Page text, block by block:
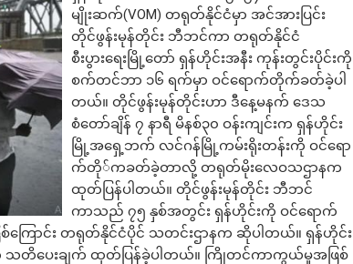
မျိုးဆက်(VOM) တရုတ်နိုင်ငံမှာ အင်အားပြင်း
တိုင်ဖွန်းမုန်တိုင်း ဘီဘင်ကာ တရုတ်နိုင်ငံ
စီးပွားရေးမြို့တော် ရှန်ဟိုင်းအနီး ကုန်းတွင်းပိုင်းကို
စက်တင်ဘာ ၁၆ ရက်မှာ ဝင်ရောက်တိုက်ခတ်ခဲ့ပါ
တယ်။ တိုင်ဖွန်းမုန်တိုင်းဟာ ဒီနေ့မနက် ဒေသ
စံတော်ချိန် ၇ နာရီ မိနစ်၃၀ ဝန်းကျင်းက ရှန်ဟိုင်း
မြို့အရှေ့ဘက် လင်ဂန်မြို့ကမ်းရိုးတန်းကို ဝင်ရော
က်တို်ကခတ်ခဲ့တာလို့ တရုတ်မိုးလေဝသဌာနက
ထုတ်ပြန်ပါတယ်။ တိုင်ဖွန်းမုန်တိုင်း ဘီဘင်
ကာသည် ၇၅ နှစ်အတွင်း ရှန်ဟိုင်းကို ဝင်ရောက်
ောင်း တရုတ်နိုင်ငံပိုင် သတင်းဌာနက ဆိုပါတယ်။ ရှန်ဟိုင်း
တိပေးချက် ထုတ်ပြန်ခဲ့ပါတယ်။ ကြိုတင်ကာကွယ်မှုအဖြစ်